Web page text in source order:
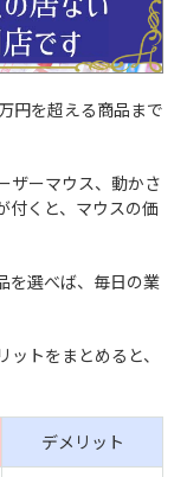
円を超える商品まで
ザーマウス、動かさ
付くと、マウスの価
を選べば、毎日の業
トをまとめると、
デメリット